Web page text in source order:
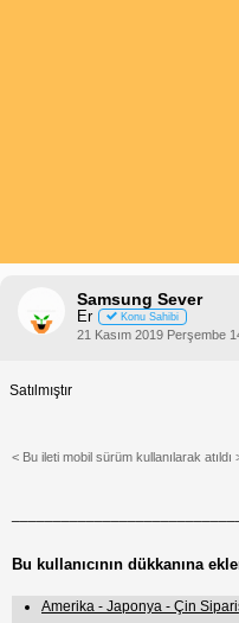
Samsung Sever
Er Konu Sahibi
21 Kasım 2019 Perşembe
Satılmıştır
< Bu ileti mobil sürüm kullanılarak atıldı
Bu kullanıcının dükkanına
Amerika - Japonya - Çin